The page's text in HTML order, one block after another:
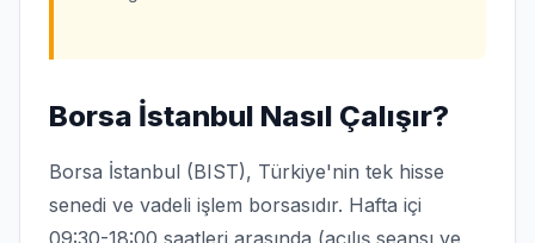
Borsa İstanbul Nasıl Çalışır?
Borsa İstanbul (BIST), Türkiye'nin tek hisse
senedi ve vadeli işlem borsasıdır. Hafta içi
09:30-18:00 saatleri arasında (açılış seansı ve